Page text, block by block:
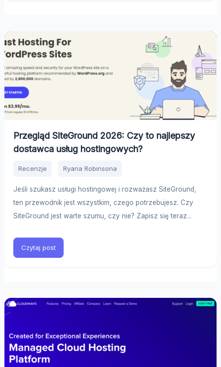
Przegląd SiteGround 2026: Czy to najlepszy
dostawca usług hostingowych?
Recenzje Ryana Robinsona
Jeśli szukasz usługi hostingowej i rozważasz SiteGround,
ten przewodnik jest wszystkim, czego potrzebujesz. Czy
SiteGround jest warte szumu, czy nie? Zapisz się teraz...
Czytaj post